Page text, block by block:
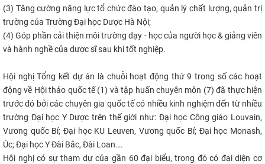
(3) Tăng cường năng lực tổ chức đào tạo, quản lý chất lượng, quản trị
trường của Trường Đại học Dược Hà Nội;
(4) Góp phần cải thiện môi trường dạy - học của người học & giảng viên
và hành nghề của dược sĩ sau khi tốt nghiệp.
Hội nghị Tổng kết dự án là chuỗi hoạt động thứ 9 trong số các hoạt
động về Hội thảo quốc tế (1) và tập huấn chuyên môn (7) đã thực hiện
trước đó bởi các chuyên gia quốc tế có nhiều kinh nghiệm đến từ nhiều
trường Đại học Y Dược trên thế giới như: Đại học Công giáo Louvain,
Vương quốc Bỉ; Đại học KU Leuven, Vương quốc Bỉ; Đại học Monash,
Úc; Đại học Y Đài Bắc, Đài Loan….
Hội nghị có sự tham dự của gần 60 đại biểu, trong đó có đại diện cơ